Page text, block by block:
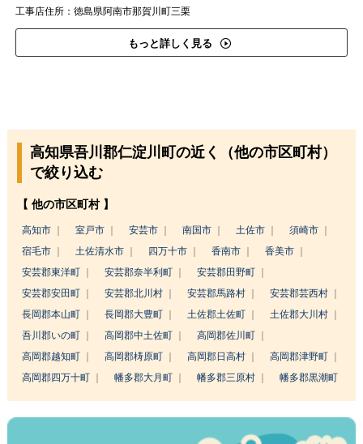
工事店住所：徳島県阿南市那賀川町三栗
もっと詳しく見る
高知県吾川郡仁淀川町の近く（他の市区町村）
で絞り込む
【 他の市区町村 】
高知市 室戸市 安芸市 南国市 土佐市
須崎市
宿毛市
土佐清水市 四万十市 香南市
香美市
安芸郡東洋町
安芸郡奈半利町
安芸郡田野町
安芸郡安田町
安芸郡北川村 安芸郡馬路村
安芸郡芸西村
長岡郡本山町
長岡郡大豊町 土佐郡土佐町
土佐郡大川村
吾川郡いの町
高岡郡中土佐町
高岡郡佐川町
高岡郡越知町
高岡郡梼原町 高岡郡日高村
高岡郡津野町
高岡郡四万十町
幡多郡大月町 幡多郡三原村 幡多郡黒潮町